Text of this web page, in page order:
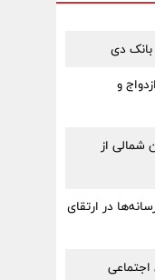
بانک دی
و
شمالی از
در ارتقای